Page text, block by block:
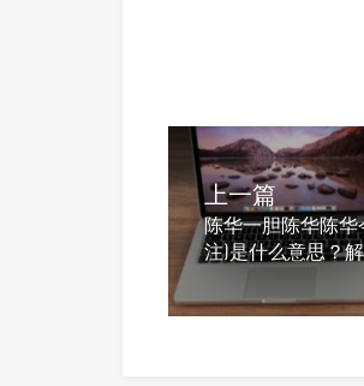
上一篇
陈华一胆陈华陈
注)是什么意思？